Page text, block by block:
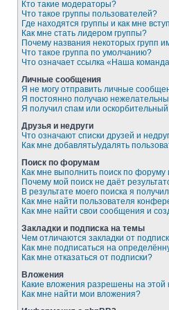
Кто такие модераторы?
Что такое группы пользователей?
Где находятся группы и как мне
Как мне стать лидером группы?
Почему названия некоторых групп
Что такое группа по умолчанию?
Что означает ссылка «Наша
Личные сообщения
Я не могу отправить личные
Я постоянно получаю
Я получил спам или
Друзья и недруги
Что означают списки друзей и
Как мне добавлять/удалять
Поиск по форумам
Как мне выполнить поиск по
Почему мой поиск не даёт
В результате моего поиска я
Как мне найти пользователя
Как мне найти свои сообщения и
Закладки и подписка на темы
Чем отличаются закладки от
Как мне подписаться на
Как мне отказаться от подписки?
Вложения
Какие вложения разрешены на
Как мне найти мои вложения?